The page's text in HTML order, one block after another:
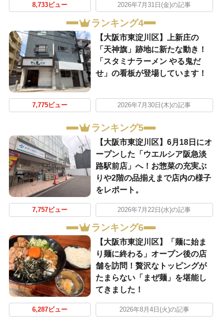
8,733ビュー 2026年7月31日(金)の記事
ランキング4
【大阪市東淀川区】上新庄の
「天神旗」跡地に新たな動き！
「スタミナラーメン やる鬼だ
せ」の看板が登場しています！
7,775ビュー 2026年7月30日(木)の記事
ランキング5
【大阪市東淀川区】6月18日にオ
ープンした「ウエルシア阪急淡
路駅前店」へ！お惣菜の充実ぶ
りや2階の品揃えまで店内の様子
をレポート。
7,757ビュー 2026年7月22日(水)の記事
ランキング6
【大阪市東淀川区】「麺に始ま
り麺に終わる」オープン後の店
舗を訪問！贅沢なトッピングが
たまらない「まぜ麺」を堪能し
てきました！
6,287ビュー 2026年8月4日(火)の記事